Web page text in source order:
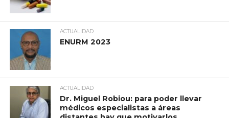
ACTUALIDAD
ENURM 2023
ACTUALIDAD
Dr. Miguel Robiou: para poder llevar
médicos especialistas a áreas